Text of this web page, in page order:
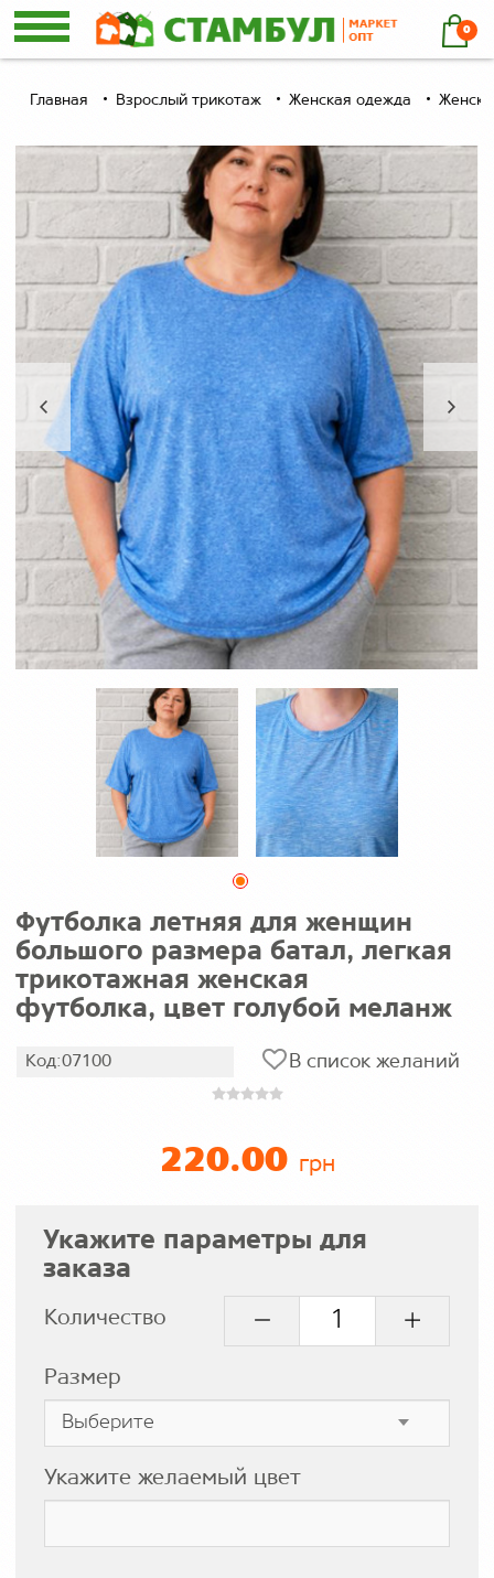
0
Главная Взрослый трикотаж Женская одежда
Футболка летняя для женщин
большого размера батал, легкая
трикотажная женская
футболка, цвет голубой меланж
Код:07100 В список желаний
220.00 грн
Укажите параметры для
заказа
Количество
Размер
Укажите желаемый цвет